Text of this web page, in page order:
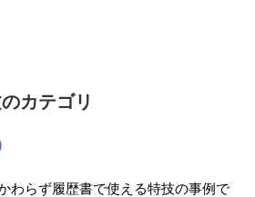
カテゴリ
わらず履歴書で使える特技の事例で